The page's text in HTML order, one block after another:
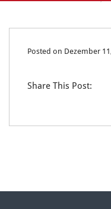
11
Posted on Dezember
Share This Post: